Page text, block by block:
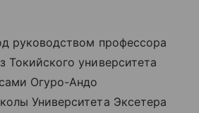
руководством профессора
Токийского университета
Огуро-Андо
Университета Эксетера